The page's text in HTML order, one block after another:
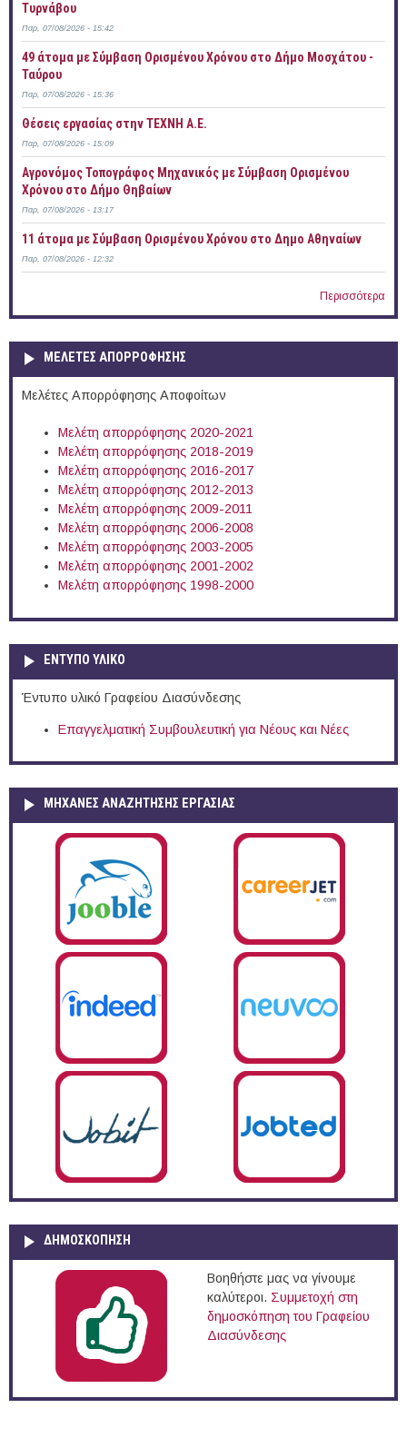
Τυρνάβου
Παρ, 07/08/2026 - 15:42
49 άτομα με Σύμβαση Ορισμένου Χρόνου στο Δήμο Μοσχάτου -
Ταύρου
Παρ, 07/08/2026 - 15:36
Θέσεις εργασίας στην ΤΕΧΝΗ Α.Ε.
Παρ, 07/08/2026 - 15:09
Αγρονόμος Τοπογράφος Μηχανικός με Σύμβαση Ορισμένου
Χρόνου στο Δήμο Θηβαίων
Παρ, 07/08/2026 - 13:17
11 άτομα με Σύμβαση Ορισμένου Χρόνου στο Δημο Αθηναίων
Παρ, 07/08/2026 - 12:32
Περισσότερα
ΜΕΛΕΤΕΣ ΑΠΟΡΡΟΦΗΣΗΣ
Μελέτες Απορρόφησης Αποφοίτων
Μελέτη απορρόφησης 2020-2021
Μελέτη απορρόφησης 2018-2019
Μελέτη απορρόφησης 2016-2017
Μελέτη απορρόφησης 2012-2013
Μελέτη απορρόφησης 2009-2011
Μελέτη απορρόφησης 2006-2008
Μελέτη απορρόφησης 2003-2005
Μελέτη απορρόφησης 2001-2002
Μελέτη απορρόφησης 1998-2000
ΕΝΤΥΠΟ ΥΛΙΚΟ
Έντυπο υλικό Γραφείου Διασύνδεσης
Επαγγελματική Συμβουλευτική για Νέους και Νέες
ΜΗΧΑΝΕΣ ΑΝΑΖΗΤΗΣΗΣ ΕΡΓΑΣΙΑΣ
ΔΗΜΟΣΚΌΠΗΣΗ
Βοηθήστε μας να γίνουμε
καλύτεροι. Συμμετοχή στη
δημοσκόπηση του Γραφείου
Διασύνδεσης